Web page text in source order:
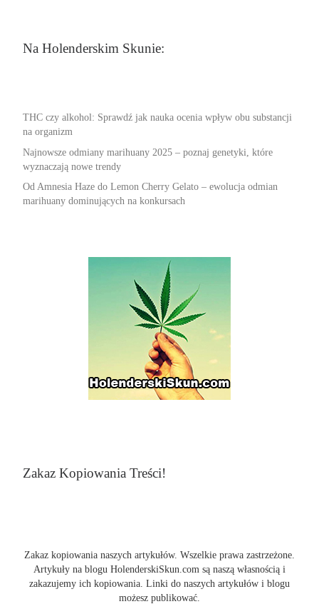
Na Holenderskim Skunie:
THC czy alkohol: Sprawdź jak nauka ocenia wpływ obu substancji
na organizm
Najnowsze odmiany marihuany 2025 – poznaj genetyki, które
wyznaczają nowe trendy
Od Amnesia Haze do Lemon Cherry Gelato – ewolucja odmian
marihuany dominujących na konkursach
Zakaz Kopiowania Treści!
Zakaz kopiowania naszych artykułów. Wszelkie prawa zastrzeżone.
Artykuły na blogu HolenderskiSkun.com są naszą własnością i
zakazujemy ich kopiowania. Linki do naszych artykułów i blogu
możesz publikować.